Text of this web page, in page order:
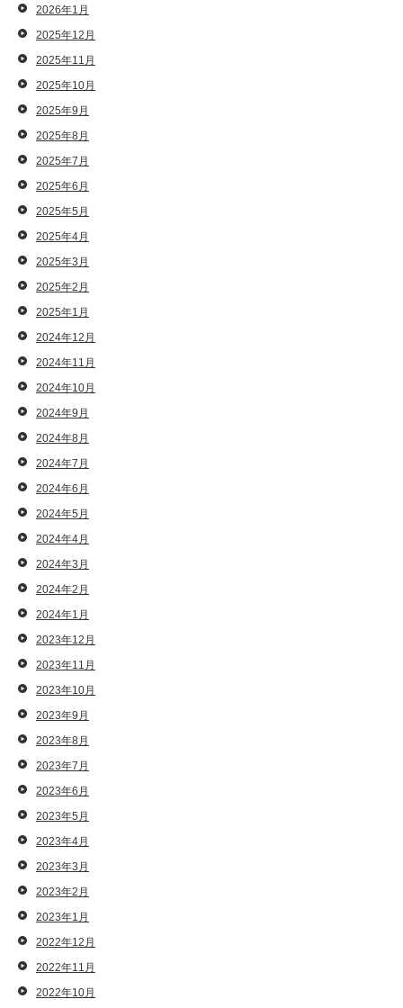
2026年1月
2025年12月
2025年11月
2025年10月
2025年9月
2025年8月
2025年7月
2025年6月
2025年5月
2025年4月
2025年3月
2025年2月
2025年1月
2024年12月
2024年11月
2024年10月
2024年9月
2024年8月
2024年7月
2024年6月
2024年5月
2024年4月
2024年3月
2024年2月
2024年1月
2023年12月
2023年11月
2023年10月
2023年9月
2023年8月
2023年7月
2023年6月
2023年5月
2023年4月
2023年3月
2023年2月
2023年1月
2022年12月
2022年11月
2022年10月